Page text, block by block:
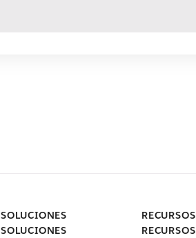
SOLUCIONES
SOLUCIONES
RECURSOS
RECURSOS